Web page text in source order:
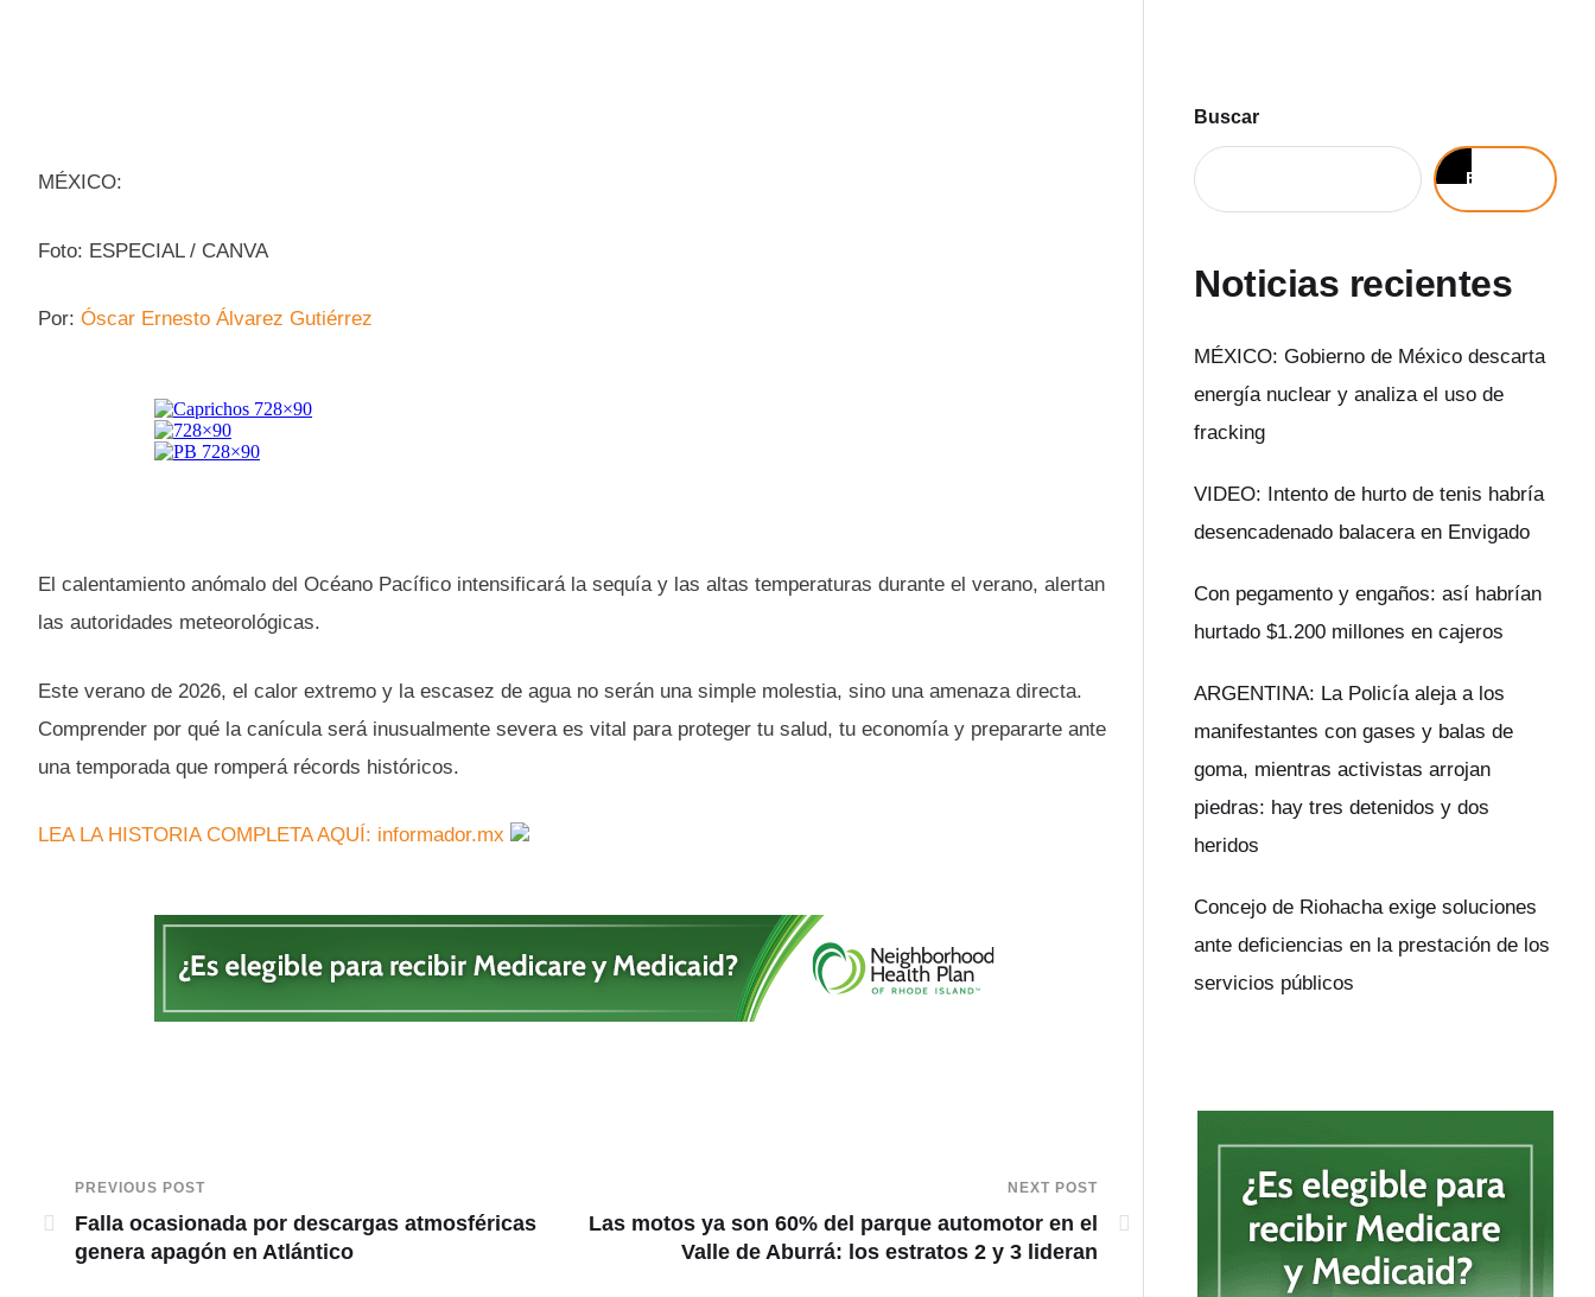
MÉXICO:
Foto: ESPECIAL / CANVA
Por: Óscar Ernesto Álvarez Gutiérrez
El calentamiento anómalo del Océano Pacífico intensificará la sequía y las altas temperaturas durante el verano, alertan
las autoridades meteorológicas.
Este verano de 2026, el calor extremo y la escasez de agua no serán una simple molestia, sino una amenaza directa.
Comprender por qué la canícula será inusualmente severa es vital para proteger tu salud, tu economía y prepararte ante
una temporada que romperá récords históricos.
LEA LA HISTORIA COMPLETA AQUÍ: informador.mx
PREVIOUS POST
Falla ocasionada por descargas atmosféricas
genera apagón en Atlántico
NEXT POST
Las motos ya son 60% del parque automotor en el
Valle de Aburrá: los estratos 2 y 3 lideran
Buscar
Buscar
Noticias recientes
MÉXICO: Gobierno de México descarta
energía nuclear y analiza el uso de
fracking
VIDEO: Intento de hurto de tenis habría
desencadenado balacera en Envigado
Con pegamento y engaños: así habrían
hurtado $1.200 millones en cajeros
ARGENTINA: La Policía aleja a los
manifestantes con gases y balas de
goma, mientras activistas arrojan
piedras: hay tres detenidos y dos
heridos
Concejo de Riohacha exige soluciones
ante deficiencias en la prestación de los
servicios públicos